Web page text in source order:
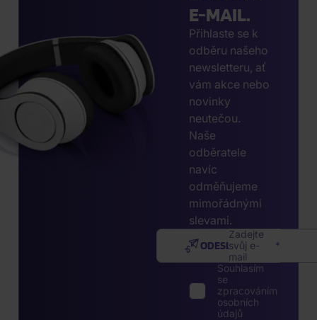
E-MAIL.
Přihlaste se k
odběru našeho
newsletteru, ať
vám akce nebo
novinky
neutečou.
Naše
odběratele
navíc
odměňujeme
mimořádnými
slevami.
Zadejte
svůj e-
mail
ODESLAT
Souhlasím
se
zpracováním
osobních
údajů